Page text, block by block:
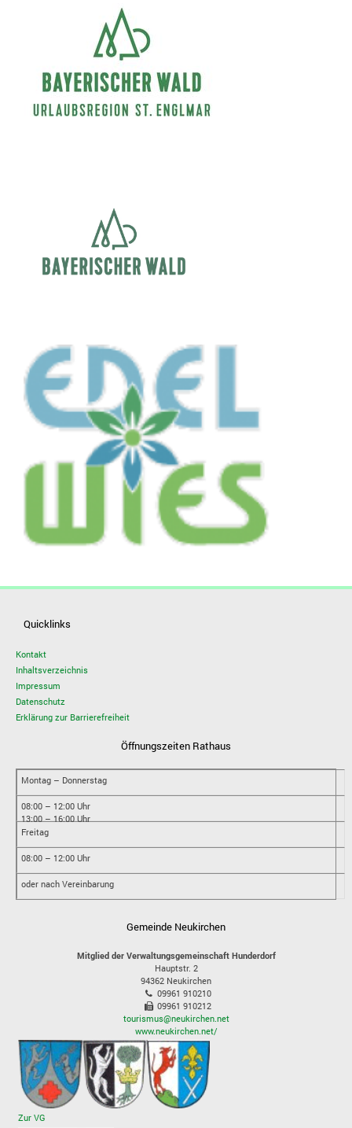
Quicklinks
Kontakt
Inhaltsverzeichnis
Impressum
Datenschutz
Erklärung zur Barrierefreiheit
Öffnungszeiten Rathaus
Montag – Donnerstag
08:00 – 12:00 Uhr
13:00 – 16:00 Uhr
Freitag
08:00 – 12:00 Uhr
oder nach Vereinbarung
Gemeinde Neukirchen
Mitglied der Verwaltungsgemeinschaft Hunderdorf
Hauptstr. 2
94362 Neukirchen
09961 910210
09961 910212
tourismus@neukirchen.net
www.neukirchen.net/
Zur VG